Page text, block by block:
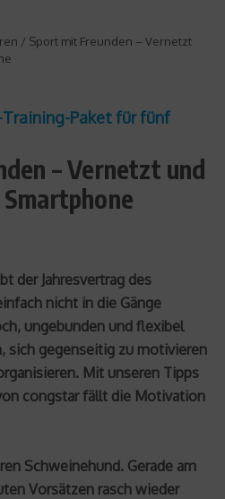
/ Sport mit Freunden – Vernetzt
Paket für fünf
– Vernetzt und
der Jahresvertrag des
nicht in die Gänge
ungebunden und flexibel
sich gegenseitig zu motivieren
Mit unseren Tipps
congstar fällt die Motivation
Schweinehund. Gerade am
Vorsätzen rasch wieder